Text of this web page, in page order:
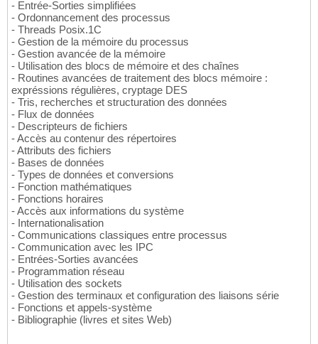
- Entrée-Sorties simplifiées
- Ordonnancement des processus
- Threads Posix.1C
- Gestion de la mémoire du processus
- Gestion avancée de la mémoire
- Utilisation des blocs de mémoire et des chaînes
- Routines avancées de traitement des blocs mémoire :
expréssions régulières, cryptage DES
- Tris, recherches et structuration des données
- Flux de données
- Descripteurs de fichiers
- Accès au contenur des répertoires
- Attributs des fichiers
- Bases de données
- Types de données et conversions
- Fonction mathématiques
- Fonctions horaires
- Accès aux informations du système
- Internationalisation
- Communications classiques entre processus
- Communication avec les IPC
- Entrées-Sorties avancées
- Programmation réseau
- Utilisation des sockets
- Gestion des terminaux et configuration des liaisons série
- Fonctions et appels-système
- Bibliographie (livres et sites Web)